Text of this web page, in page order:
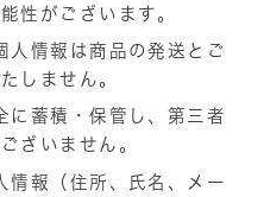
性がございます。
人情報は商品の発送とご
しません。
に蓄積・保管し、第三者
ざいません。
情報（住所、氏名、メー